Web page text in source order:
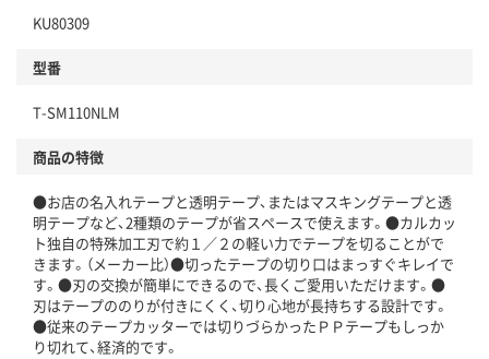
KU80309
型番
T-SM110NLM
商品の特徴
●お店の名入れテープと透明テープ、またはマスキングテープと透
明テープなど、2種類のテープが省スペースで使えます。●カルカッ
ト独自の特殊加工刃で約１／２の軽い力でテープを切ることがで
きます。（メーカー比）●切ったテープの切り口はまっすぐキレイで
す。●刃の交換が簡単にできるので、長くご愛用いただけます。●
刃はテープののりが付きにくく、切り心地が長持ちする設計です。
●従来のテープカッターでは切りづらかったＰＰテープもしっか
り切れて、経済的です。